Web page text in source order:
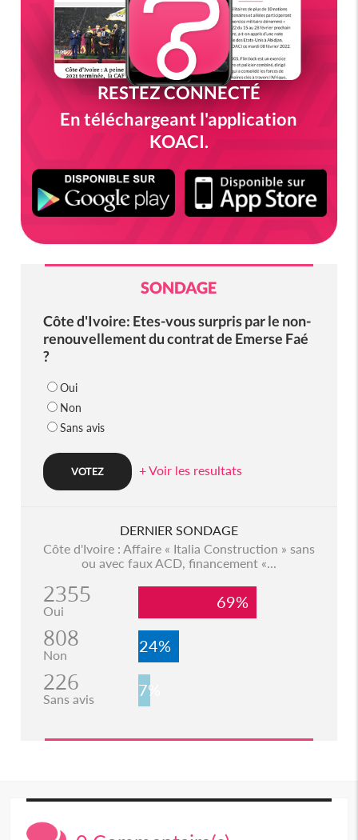
RESTEZ CONNECTÉ
En téléchargeant l'application
KOACI.
SONDAGE
Côte d'Ivoire: Etes-vous surpris par le non-
renouvellement du contrat de Emerse Faé
?
Oui
Non
Sans avis
+ Voir les resultats
DERNIER SONDAGE
Côte d'Ivoire : Affaire « Italia Construction » sans
ou avec faux ACD, financement «...
2355
Oui 69%
808
Non 24%
226
Sans avis 7%